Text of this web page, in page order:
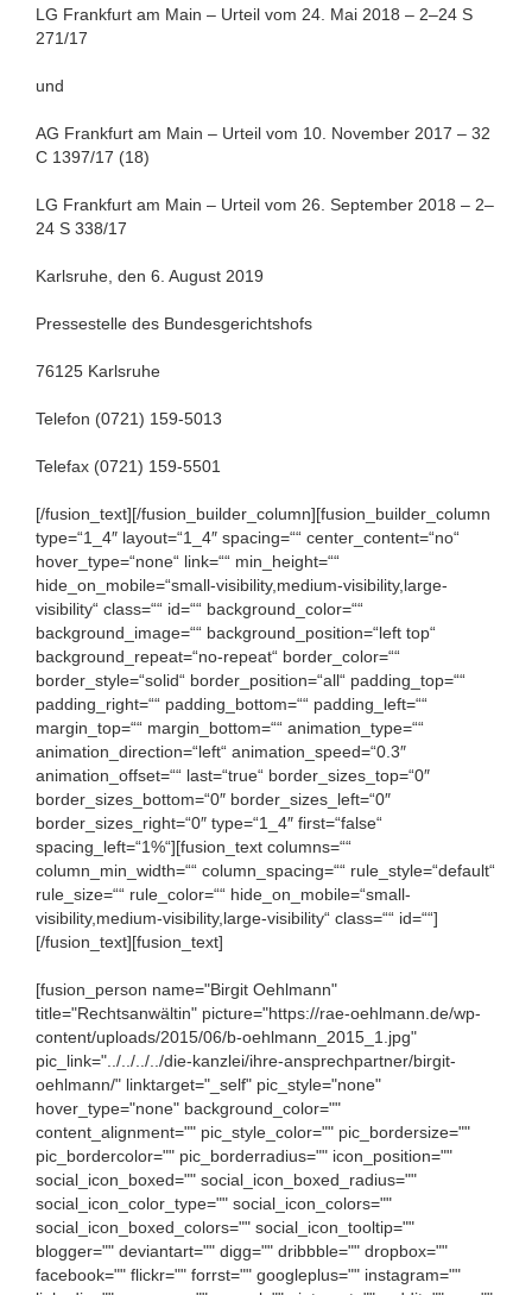
LG Frankfurt am Main – Urteil vom 24. Mai 2018 – 2–24 S
271/17
und
AG Frankfurt am Main – Urteil vom 10. November 2017 – 32
C 1397/17 (18)
LG Frankfurt am Main – Urteil vom 26. September 2018 – 2–
24 S 338/17
Karlsruhe, den 6. August 2019
Pressestelle des Bundesgerichtshofs
76125 Karlsruhe
Telefon (0721) 159-5013
Telefax (0721) 159-5501
[/fusion_text][/fusion_builder_column][fusion_builder_column
type=“1_4″ layout=“1_4″ spacing=““ center_content=“no“
hover_type=“none“ link=““ min_height=““
hide_on_mobile=“small-visibility,medium-visibility,large-
visibility“ class=““ id=““ background_color=““
background_image=““ background_position=“left top“
background_repeat=“no-repeat“ border_color=““
border_style=“solid“ border_position=“all“ padding_top=““
padding_right=““ padding_bottom=““ padding_left=““
margin_top=““ margin_bottom=““ animation_type=““
animation_direction=“left“ animation_speed=“0.3″
animation_offset=““ last=“true“ border_sizes_top=“0″
border_sizes_bottom=“0″ border_sizes_left=“0″
border_sizes_right=“0″ type=“1_4″ first=“false“
spacing_left=“1%“][fusion_text columns=““
column_min_width=““ column_spacing=““ rule_style=“default“
rule_size=““ rule_color=““ hide_on_mobile=“small-
visibility,medium-visibility,large-visibility“ class=““ id=““]
[/fusion_text][fusion_text]
[fusion_person name="Birgit Oehlmann"
title="Rechtsanwältin" picture="https://rae-oehlmann.de/wp-
content/uploads/2015/06/b-oehlmann_2015_1.jpg"
pic_link="../../../../die-kanzlei/ihre-ansprechpartner/birgit-
oehlmann/" linktarget="_self" pic_style="none"
hover_type="none" background_color=""
content_alignment="" pic_style_color="" pic_bordersize=""
pic_bordercolor="" pic_borderradius="" icon_position=""
social_icon_boxed="" social_icon_boxed_radius=""
social_icon_color_type="" social_icon_colors=""
social_icon_boxed_colors="" social_icon_tooltip=""
blogger="" deviantart="" digg="" dribbble="" dropbox=""
facebook="" flickr="" forrst="" googleplus="" instagram=""